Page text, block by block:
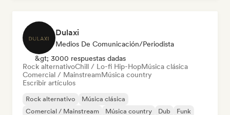
Dulaxi
Medios De Comunicación/Periodista
&gt; 3000 respuestas dadas
Rock alternativoChill / Lo-fi Hip-HopMúsica clásica
Comercial / MainstreamMúsica country
Escribir artículos
Rock alternativo
Música clásica
Comercial / Mainstream
Música country Dub Funk